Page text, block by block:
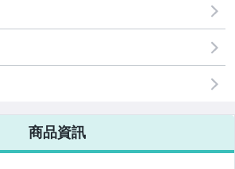
商品資訊